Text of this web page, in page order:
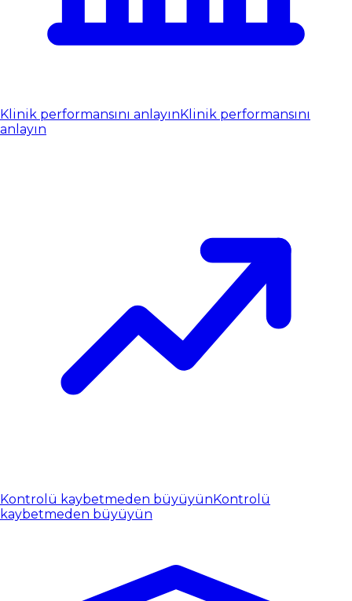
Klinik performansını anlayınKlinik performansını
anlayın
Kontrolü kaybetmeden büyüyünKontrolü
kaybetmeden büyüyün